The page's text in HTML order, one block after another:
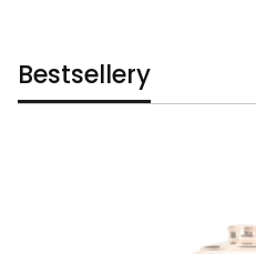
Bestsellery